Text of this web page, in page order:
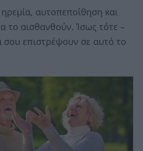
αυτοπεποίθηση και
το αισθανθούν. Ίσως τότε –
σου επιστρέψουν σε αυτό το